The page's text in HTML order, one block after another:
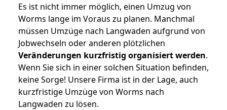
Es ist nicht immer möglich, einen Umzug von
Worms lange im Voraus zu planen. Manchmal
müssen Umzüge nach Langwaden aufgrund von
Jobwechseln oder anderen plötzlichen
Veränderungen kurzfristig organisiert werden.
Wenn Sie sich in einer solchen Situation befinden,
keine Sorge! Unsere Firma ist in der Lage, auch
kurzfristige Umzüge von Worms nach
Langwaden zu lösen.